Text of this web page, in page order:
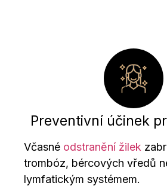
Preventivní účinek
Včasné odstranění žilek
trombóz, bércových vředů
lymfatickým systémem.